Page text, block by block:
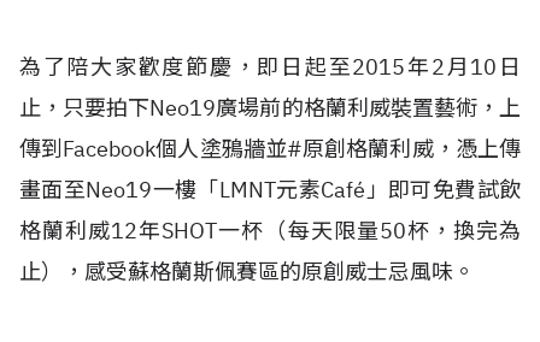
為了陪大家歡度節慶，即日起至2015年2月10日
止，只要拍下Neo19廣場前的格蘭利威裝置藝術，上
傳到Facebook個人塗鴉牆並#原創格蘭利威，憑上傳
畫面至Neo19一樓「LMNT元素Café」即可免費試飲
格蘭利威12年SHOT一杯（每天限量50杯，換完為
止），感受蘇格蘭斯佩賽區的原創威士忌風味。